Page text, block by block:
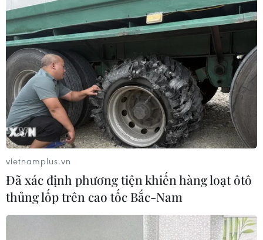
#Vietnam Airlines
#vốn Vietnam Airlines
#dịch COVID-19
#SCIC #vốn vay ngân hàng
Theo dõi VietnamPlus
TIN LIÊN QUAN
vietnamplus.vn
Đã xác định phương tiện khiến hàng loạt ôtô
thủng lốp trên cao tốc Bắc-Nam